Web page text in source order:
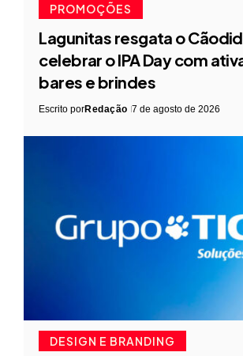
PROMOÇÕES
Lagunitas resgata o
celebrar o IPA Day com
bares e brindes
Escrito porRedação 7 de agosto de 2026
DESIGN E BRANDING